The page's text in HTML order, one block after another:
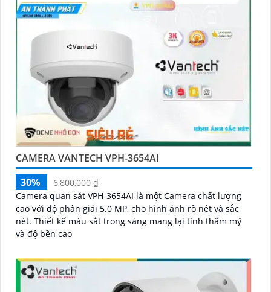
CAMERA VANTECH VPH-3654AI
30%
6,800,000 ₫
Camera quan sát VPH-3654AI là một Camera chất lượng
cao với độ phân giải 5.0 MP, cho hình ảnh rõ nét và sắc
nét. Thiết kế màu sắt trong sáng mang lại tính thẩm mỹ
và độ bền cao